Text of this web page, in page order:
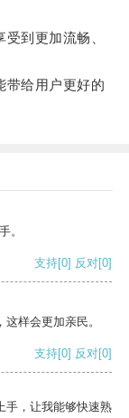
到更加流畅、
给用户更好的
。
支持[0] 反对[0]
样会更加亲民。
支持[0] 反对[0]
手，让我能够快速熟